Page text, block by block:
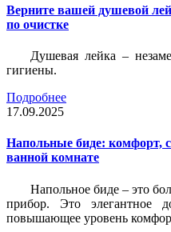
Верните вашей душевой
по очистке
Душевая лейка –
гигиены.
Подробнее
17.09.2025
Напольные биде: комфорт,
ванной комнате
Напольное биде – это
прибор. Это элегантное
повышающее уровень